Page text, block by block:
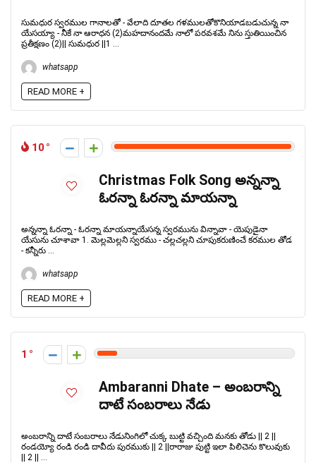
సుమధుర స్వరముల గానాలతో - వేలాది దూతల గళములతోకొనియాడబడుచున్న నా
యేసయ్యా - నీకే నా ఆరాధన (2)మహదానందమే నాలో పరవశమే నిను స్తుతియించిన
ప్రతీక్షణం (2)|| సుమధుర ||1 ...
whatsapp
READ MORE +
10
Christmas Folk Song అన్నన్నా
ఓరన్నా ఓరన్నా మాయన్నా
అన్నన్నా ఓరన్నా - ఓరన్నా మాయన్నాయేసన్న స్వరమును విన్నావా - యెపుడైనా
యేసును చూశావా 1. మెల్లమెల్లని స్వరము - చల్లచల్లని చూపుకరుణించే కరముల తోడ
- కన్నీరు ...
whatsapp
READ MORE +
1
Ambaranni Dhate – అంబరాన్ని
దాటే సంబరాలు నేడు
అంబరాన్ని దాటే సంబరాలు నేడునింగిలో చుక్క బుట్టి వచ్చింది మనకు తోడు || 2 ||
రండయ్యో రండి రండి దావీదు పురముకు || 2 ||రారాజు పుట్టి ఇలా పిలిచెను కొలువుకు
|| 2 || ...